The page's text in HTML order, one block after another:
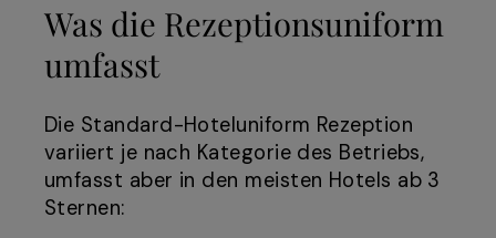
Was die Rezeptionsuniform
umfasst
Die Standard-Hoteluniform Rezeption
variiert je nach Kategorie des Betriebs,
umfasst aber in den meisten Hotels ab 3
Sternen: